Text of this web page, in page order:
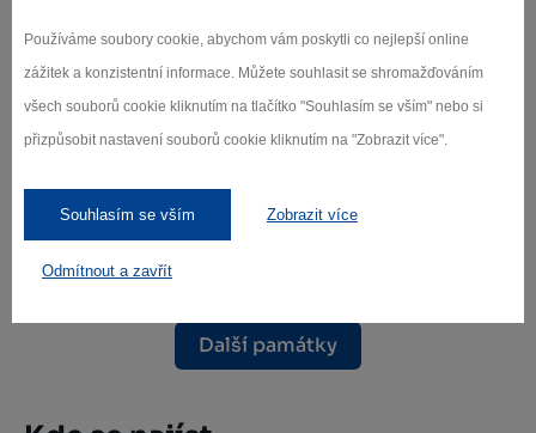
Používáme soubory cookie, abychom vám poskytli co nejlepší online
zážitek a konzistentní informace. Můžete souhlasit se shromažďováním
všech souborů cookie kliknutím na tlačítko "Souhlasím se vším" nebo si
přizpůsobit nastavení souborů cookie kliknutím na "Zobrazit více".
Souhlasím se vším Zobrazit více
Odmítnout a zavřít
Zřícenina hradu Lísek
Střítež
Další památky